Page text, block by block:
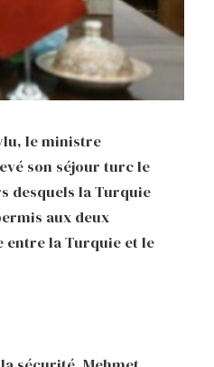
le ministre
son séjour turc le
desquels la Turquie
aux deux
entre la Turquie et le